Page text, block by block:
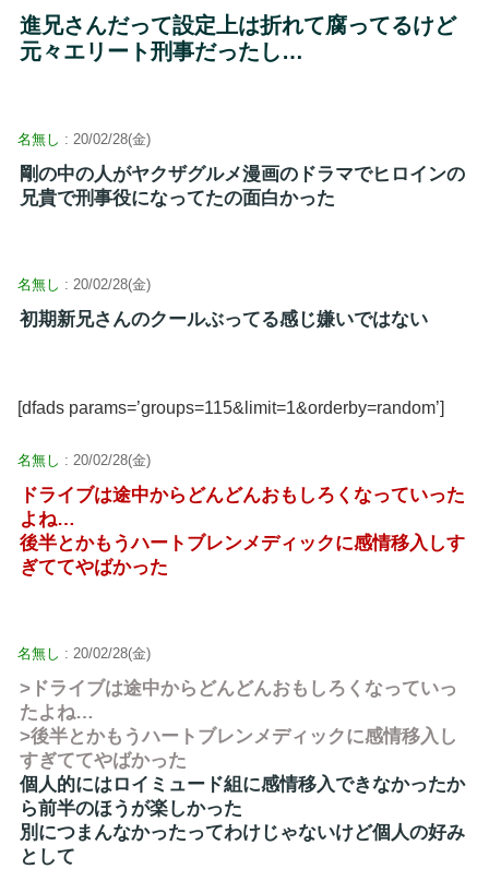
進兄さんだって設定上は折れて腐ってるけど
元々エリート刑事だったし…
名無し : 20/02/28(金)
剛の中の人がヤクザグルメ漫画のドラマでヒロインの
兄貴で刑事役になってたの面白かった
名無し : 20/02/28(金)
初期新兄さんのクールぶってる感じ嫌いではない
[dfads params=’groups=115&limit=1&orderby=random’]
名無し : 20/02/28(金)
ドライブは途中からどんどんおもしろくなっていった
よね…
後半とかもうハートブレンメディックに感情移入しす
ぎててやばかった
名無し : 20/02/28(金)
>ドライブは途中からどんどんおもしろくなっていっ
たよね…
>後半とかもうハートブレンメディックに感情移入し
すぎててやばかった
個人的にはロイミュード組に感情移入できなかったか
ら前半のほうが楽しかった
別につまんなかったってわけじゃないけど個人の好み
として